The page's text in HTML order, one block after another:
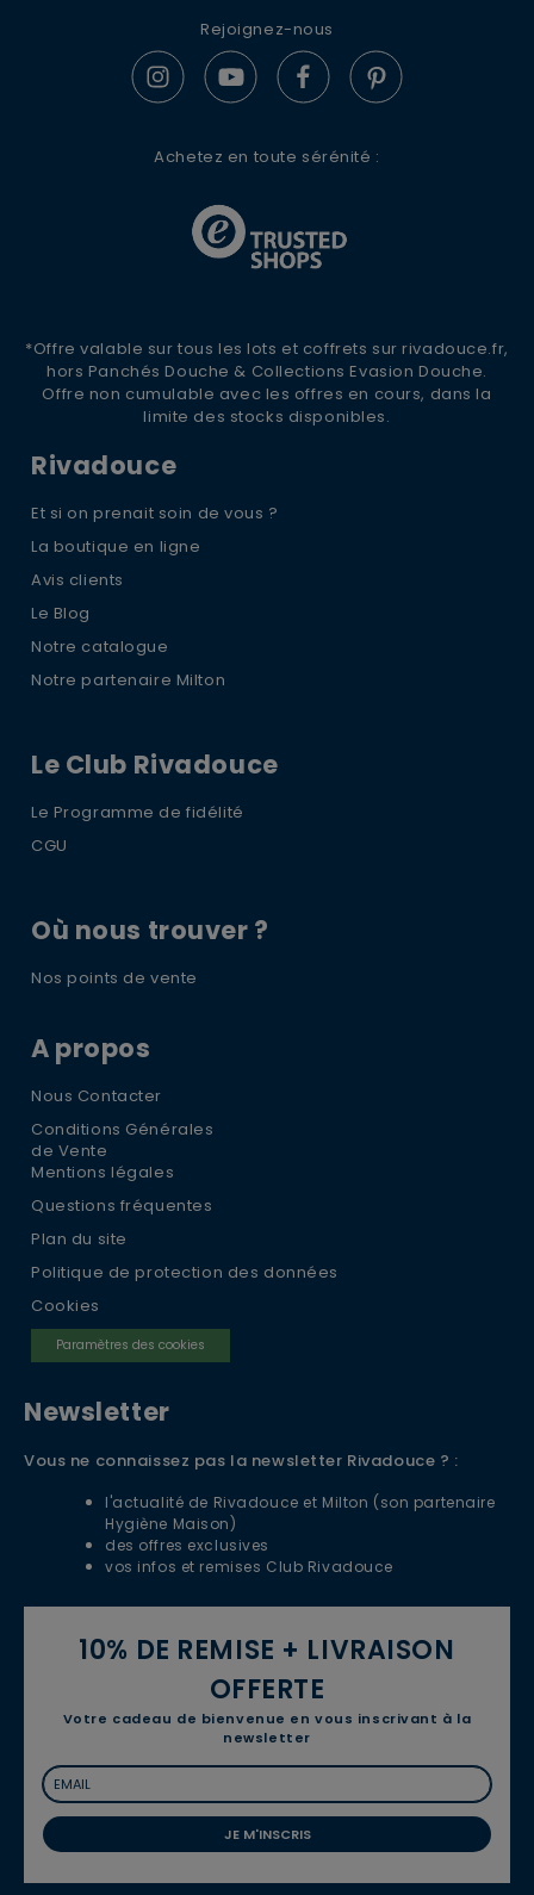
S'ABONNER
Rejoignez-nous
Achetez en toute sérénité :
*Offre valable sur tous les lots et coffrets sur rivadouce.fr,
hors Panchés Douche & Collections Evasion Douche.
Offre non cumulable avec les offres en cours, dans la
limite des stocks disponibles.
Rivadouce
Et si on prenait soin de vous ?
La boutique en ligne
Avis clients
Le Blog
Notre catalogue
Notre partenaire Milton
Le Club Rivadouce
Le Programme de fidélité
CGU
Où nous trouver ?
Nos points de vente
A propos
Nous Contacter
Conditions Générales
de Vente
Mentions légales
Questions fréquentes
Plan du site
Politique de protection des données
Cookies
Paramètres des cookies
Newsletter
Vous ne connaissez pas la newsletter Rivadouce ? :
l'actualité de Rivadouce et Milton (son partenaire
Hygiène Maison)
des offres exclusives
vos infos et remises Club Rivadouce
10% DE REMISE + LIVRAISON
OFFERTE
Votre cadeau de bienvenue en vous inscrivant à la
newsletter
JE M'INSCRIS